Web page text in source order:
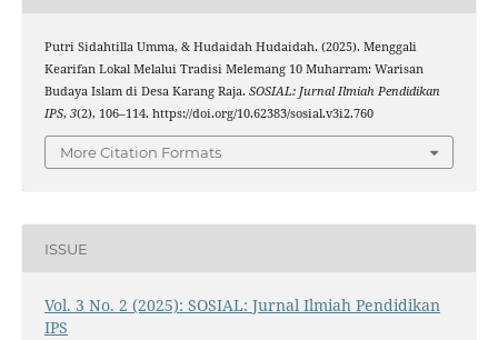
Putri Sidahtilla Umma, & Hudaidah Hudaidah. (2025). Menggali
Kearifan Lokal Melalui Tradisi Melemang 10 Muharram: Warisan
Budaya Islam di Desa Karang Raja. SOSIAL: Jurnal Ilmiah Pendidikan
IPS, 3(2), 106–114. https://doi.org/10.62383/sosial.v3i2.760
More Citation Formats
ISSUE
Vol. 3 No. 2 (2025): SOSIAL: Jurnal Ilmiah Pendidikan
IPS